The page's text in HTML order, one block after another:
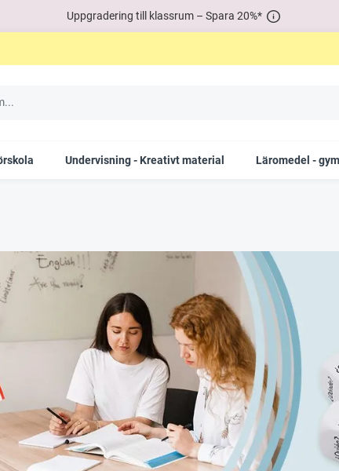
Uppgradering till klassrum – Spara 20%*
Undervisning - Kreativt material Läromedel -